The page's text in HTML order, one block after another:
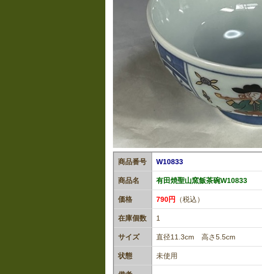
商品番号 W10833
商品名 有田焼聖山窯飯茶碗W10833
価格 790円 （税込）
在庫個数 1
サイズ 直径11.3cm 高さ5.5cm
状態 未使用